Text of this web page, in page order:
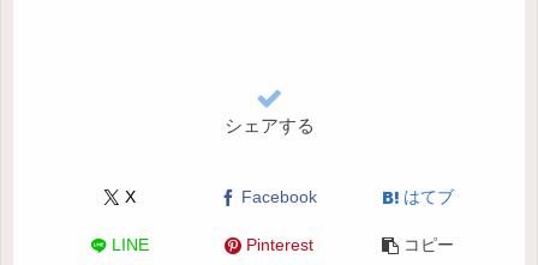
シェアする
X Facebook はてブ
LINE Pinterest コピー